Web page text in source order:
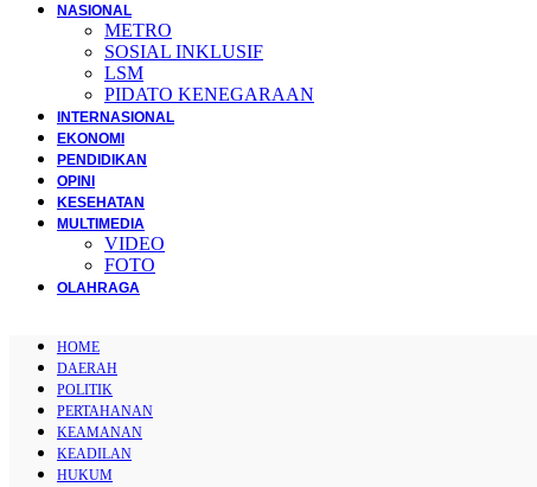
NASIONAL
METRO
SOSIAL INKLUSIF
LSM
PIDATO KENEGARAAN
INTERNASIONAL
EKONOMI
PENDIDIKAN
OPINI
KESEHATAN
MULTIMEDIA
VIDEO
FOTO
OLAHRAGA
HOME
DAERAH
POLITIK
PERTAHANAN
KEAMANAN
KEADILAN
HUKUM